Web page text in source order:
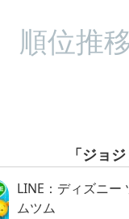
順位推
「ジョ
LINE：ディズニー
ムツム